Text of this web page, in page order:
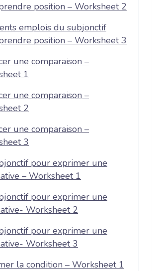
position – Worksheet 2
emplois du subjonctif
position – Worksheet 3
une comparaison –
1
une comparaison –
2
une comparaison –
3
pour exprimer une
– Worksheet 1
pour exprimer une
Worksheet 2
pour exprimer une
Worksheet 3
la condition – Worksheet 1